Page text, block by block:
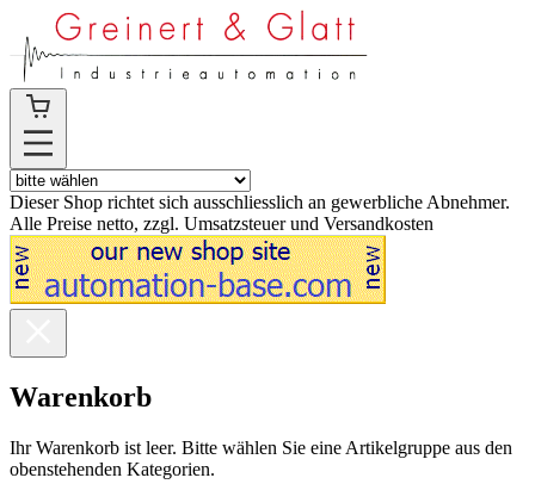
Dieser Shop richtet sich ausschliesslich an gewerbliche Abnehmer.
Alle Preise netto, zzgl. Umsatzsteuer und Versandkosten
Warenkorb
Ihr Warenkorb ist leer. Bitte wählen Sie eine Artikelgruppe aus den
obenstehenden Kategorien.